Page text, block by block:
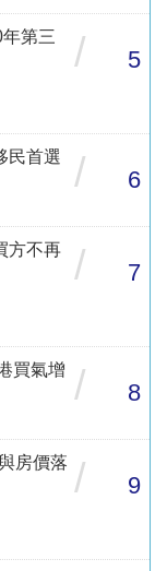
第三
/ 5
民首選
/ 6
方不再
/ 7
買氣增 / 8
房價落 / 9